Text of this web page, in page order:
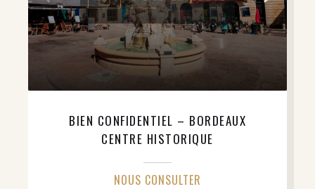
BIEN CONFIDENTIEL – BORDEAUX
CENTRE HISTORIQUE
NOUS CONSULTER